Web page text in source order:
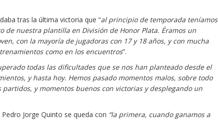
tras la última victoria que “al principio de temporada teníamos
nuestra plantilla en División de Honor Plata. Éramos un
con la mayoría de jugadoras con 17 y 18 años, y con mucha
como en los encuentros”.
todas las dificultades que se nos han planteado desde el
y hasta hoy. Hemos pasado momentos malos, sobre todo
y momentos buenos con victorias y desplegando un
Jorge Quinto se queda con “la primera, cuando ganamos a